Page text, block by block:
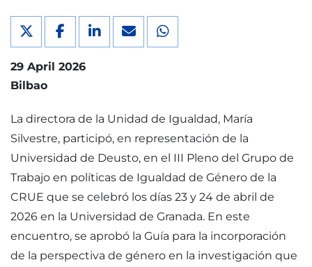
29 April 2026
Bilbao
La directora de la Unidad de Igualdad, María
Silvestre, participó, en representación de la
Universidad de Deusto, en el III Pleno del Grupo de
Trabajo en políticas de Igualdad de Género de la
CRUE que se celebró los días 23 y 24 de abril de
2026 en la Universidad de Granada. En este
encuentro, se aprobó la Guía para la incorporación
de la perspectiva de género en la investigación que